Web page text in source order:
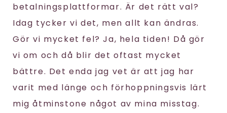
betalningsplattformar. Är det rätt val?
Idag tycker vi det, men allt kan ändras.
Gör vi mycket fel? Ja, hela tiden! Då gör
vi om och då blir det oftast mycket
bättre. Det enda jag vet är att jag har
varit med länge och förhoppningsvis lärt
mig åtminstone något av mina misstag.